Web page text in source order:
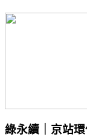
綠永續｜京站